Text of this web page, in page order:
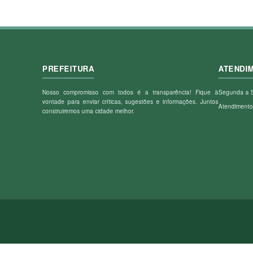
PREFEITURA
Nosso compromisso com todos é a transparência! Fique à
vontade para enviar críticas, sugestões e informações. Juntos
construiremos uma cidade melhor.
Segunda a